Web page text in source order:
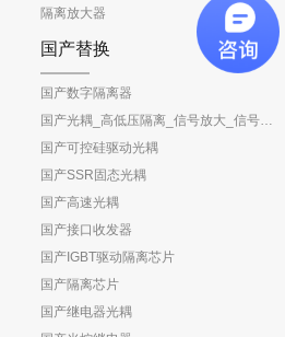
隔离放大器
国产替换
国产数字隔离器
国产光耦_高低压隔离_信号放大_信号反馈
国产可控硅驱动光耦
国产SSR固态光耦
国产高速光耦
国产接口收发器
国产IGBT驱动隔离芯片
国产隔离芯片
国产继电器光耦